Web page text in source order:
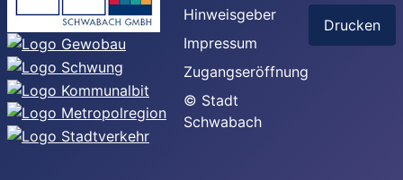
Hinweisgeber
Impressum
Zugangseröffnung
© Stadt
Schwabach
Drucken